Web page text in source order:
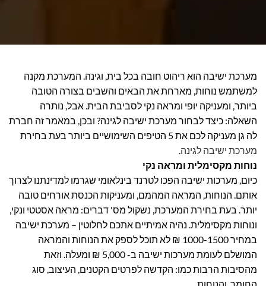
מערכת ישיבה הוא ריהוט חובה בכל בית, וגינה. המערכת מקנה
למשתמש נוחות, מארחת את הבאים והשבים בצורה הטובה
ביותר, ומעניקה יופי ומראה נקי לסביבת הבית. אבל, נותרה
השאלה: כיצד לבחור מערכת ישיבה לגינה? ובכן, במאמר זה חברת
לה גן מעניקה לכם את 5 הטיפים השימושיים ביותר בעת בחירת
מערכת ישיבה לגינה.
נוחות מקסימלית ומראה נקי
כיום, מערכות ישיבה הפכו לטרנד בינלאומי שגרמו למדינתנו לצרוך
אותם. הנוחות, המראה המהמם, ומעניקות הכנסת אורחים טובה
יותר. בעת בחירת המערכת, נשקול מס' דברים: מראה אסטטי ונקי,
ונוחות מקסימלית. נהיה אמיתיים אתכם לחלוטין – מערכת ישיבה
במחיר 1000-1500 ₪ לא תוכל לספק את הנוחות והמראה
המושלם לעומת מערכות ישיבה ב- 5,000 ₪ ומעלה. וזאת
מהסיבות הרבות כמו: הקדשה לפרטים הקטנים, העיצוב, סוג